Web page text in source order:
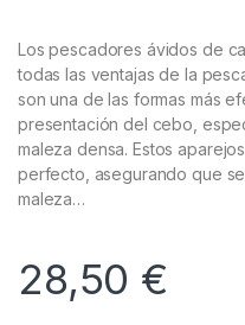
Material Montajes, Tackle Box
Korda Chod Safe
Referencia del Proveedor: